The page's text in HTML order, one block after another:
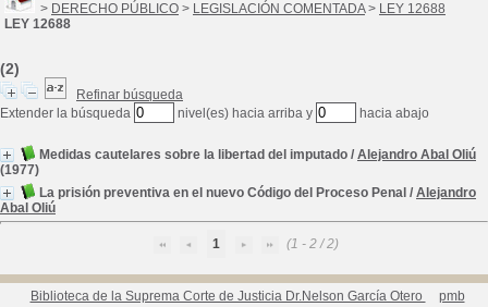
> DERECHO PÚBLICO > LEGISLACIÓN COMENTADA> LEY 12688
LEY 12688
(2)
Refinar búsqueda
Extender la búsqueda
nivel(es) hacia arriba y hacia abajo
Medidas cautelares sobre la libertad del imputado / Alejandro Abal Oliú
(1977)
La prisión preventiva en el nuevo Código del Proceso Penal / Alejandro
Abal Oliú
1 (1 - 2 / 2)
Biblioteca de la Suprema Corte de Justicia Dr.Nelson García Otero pmb